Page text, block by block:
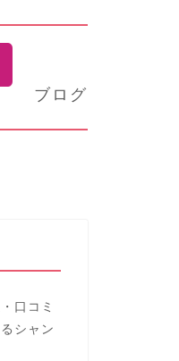
ブログ
口コミ
シャン